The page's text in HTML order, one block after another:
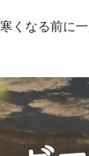
くなる前に